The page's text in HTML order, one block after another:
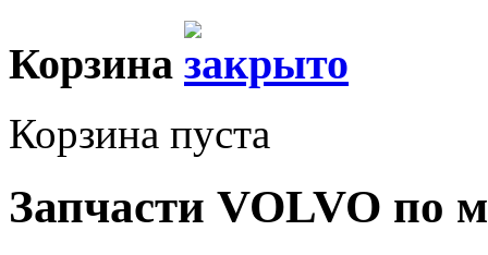
Корзина
Корзина пуста
Запчасти VOLVO по